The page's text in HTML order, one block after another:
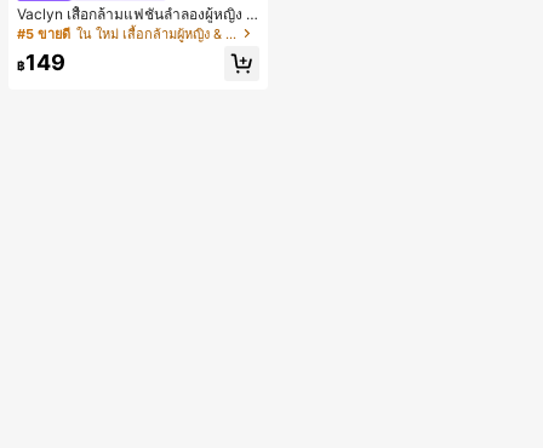
Vaclyn เสื้อกล้ามแฟชั่นลำลองผู้หญิง ล
ายแพตช์เวิร์ก แขนกุด คอกลม ติดกระดุ
#5 ขายดี ใน ใหม่ เสื้อกล้ามผู้หญิง & Camis
฿149